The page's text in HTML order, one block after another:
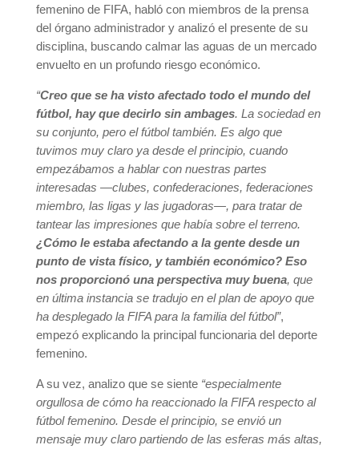
femenino de FIFA, habló con miembros de la prensa
del órgano administrador y analizó el presente de su
disciplina, buscando calmar las aguas de un mercado
envuelto en un profundo riesgo económico.
“Creo que se ha visto afectado todo el mundo del
fútbol, hay que decirlo sin ambages. La sociedad en
su conjunto, pero el fútbol también. Es algo que
tuvimos muy claro ya desde el principio, cuando
empezábamos a hablar con nuestras partes
interesadas —clubes, confederaciones, federaciones
miembro, las ligas y las jugadoras—, para tratar de
tantear las impresiones que había sobre el terreno.
¿Cómo le estaba afectando a la gente desde un
punto de vista físico, y también económico? Eso
nos proporcionó una perspectiva muy buena, que
en última instancia se tradujo en el plan de apoyo que
ha desplegado la FIFA para la familia del fútbol”,
empezó explicando la principal funcionaria del deporte
femenino.
A su vez, analizo que se siente “especialmente
orgullosa de cómo ha reaccionado la FIFA respecto al
fútbol femenino. Desde el principio, se envió un
mensaje muy claro partiendo de las esferas más altas,